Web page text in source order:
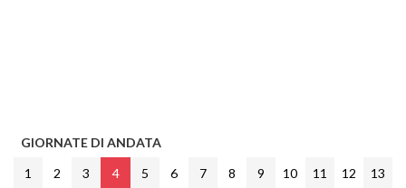
GIORNATE DI ANDATA
1
2 3 4 5 6 7 8 9 10 11 12 13